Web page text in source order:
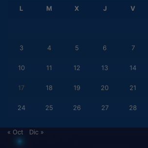
L M X J V
3 4 5 6 7
10 11 12 13 14
17 18 19 20 21
24 25 26 27 28
« Oct Dic »